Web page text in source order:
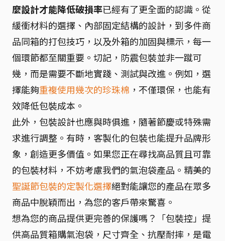
麼設計才能降低破損率已經有了更全面的認識。從
緩衝材料的選擇、內部固定結構的設計，到多件商
品同箱的打包技巧，以及外箱的加固與標示，每一
個環節都至關重要。切記，防震包裝並非一蹴可
幾，而是需要不斷地實踐、測試與改進。例如，選
擇能夠重複使用幾次的珍珠棉 ，不僅環保，也能有
效降低包裝成本。
此外，包裝設計也應與時俱進，隨著節慶或特殊需
求進行調整。有時，客製化的包裝也能提升品牌形
象，創造更多價值。如果您正在尋找高品質且可靠
的包裝材料，不妨考慮我們的氣泡袋產品。精美的
聖誕節包裝的定製化選擇絕對能讓您的產品在眾多
商品中脫穎而出，為您的客戶帶來驚喜。
想為您的商品提供更完善的保護嗎？「包裝控」提
供高品質箱購氣泡袋，尺寸齊全、抗壓耐摔，是電